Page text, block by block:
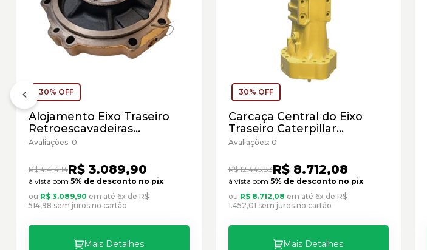
30% OFF
Alojamento Eixo Traseiro
Retroescavadeiras
Caterpillar Cód:4826783 -
Avaliações: 0
R$ 4.414,14R$ 3.089,90
à vista com 5% de desconto no pix
ou R$ 3.089,90 em até 6x de R$
514,98 sem juros no cartão
Mais Detalhes
30% OFF
Carcaça Central do Eixo
Traseiro Caterpillar
Cód:2385294 - Seminovo
Avaliações: 0
R$ 12.445,83R$ 8.712,08
à vista com 5% de desconto no pix
ou R$ 8.712,08 em até 6x de R$
1.452,01 sem juros no cartão
Mais Detalhes